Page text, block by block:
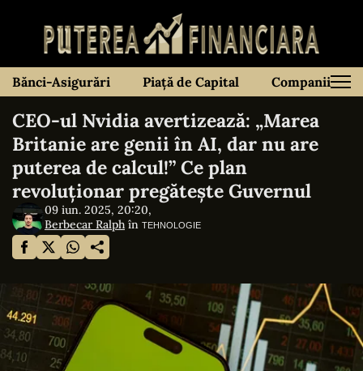
Bănci-Asigurări Piață de Capital Companii
CEO-ul Nvidia avertizează: „Marea
Britanie are genii în AI, dar nu are
puterea de calcul!” Ce plan
revoluționar pregătește Guvernul
09 iun. 2025, 20:20,
Berbecar Ralph în TEHNOLOGIE